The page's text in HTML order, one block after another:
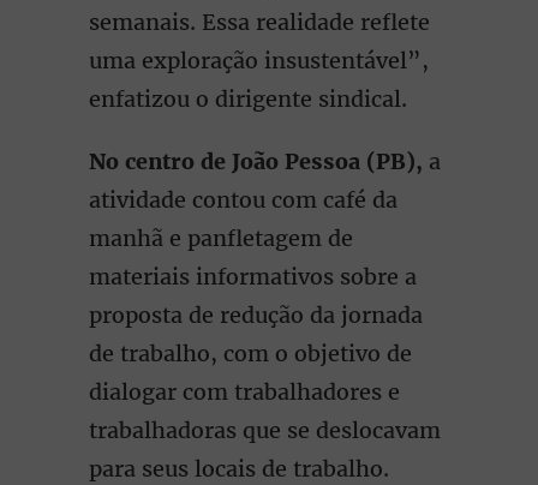
semanais. Essa realidade reflete
uma exploração insustentável”,
enfatizou o dirigente sindical.
No centro de João Pessoa (PB), a
atividade contou com café da
manhã e panfletagem de
materiais informativos sobre a
proposta de redução da jornada
de trabalho, com o objetivo de
dialogar com trabalhadores e
trabalhadoras que se deslocavam
para seus locais de trabalho.